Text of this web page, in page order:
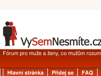
Fórum pro muže a ženy, co mužům
Hlavní stránka Přidej se FAQ